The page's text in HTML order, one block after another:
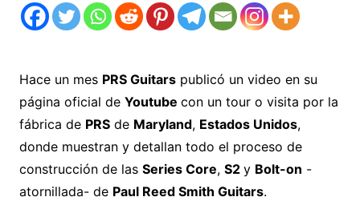
Hace un mes PRS Guitarspublicó un video en su
página oficial de Youtube con un tour o visita por la
fábrica de PRSde Maryland, Estados Unidos,
donde muestran y detallan todo el proceso de
construcción de las Series Core, S2 y Bolt-on -
atornillada- de Paul Reed Smith Guitars.